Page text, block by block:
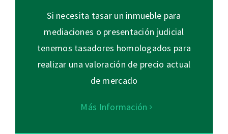
Si necesita tasar un inmueble para
mediaciones o presentación judicial
tenemos tasadores homologados para
realizar una valoración de precio actual
de mercado
Más Información